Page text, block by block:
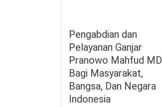
Pengabdian dan
Pelayanan Ganjar
Pranowo Mahfud MD
Bagi Masyarakat,
Bangsa, Dan Negara
Indonesia